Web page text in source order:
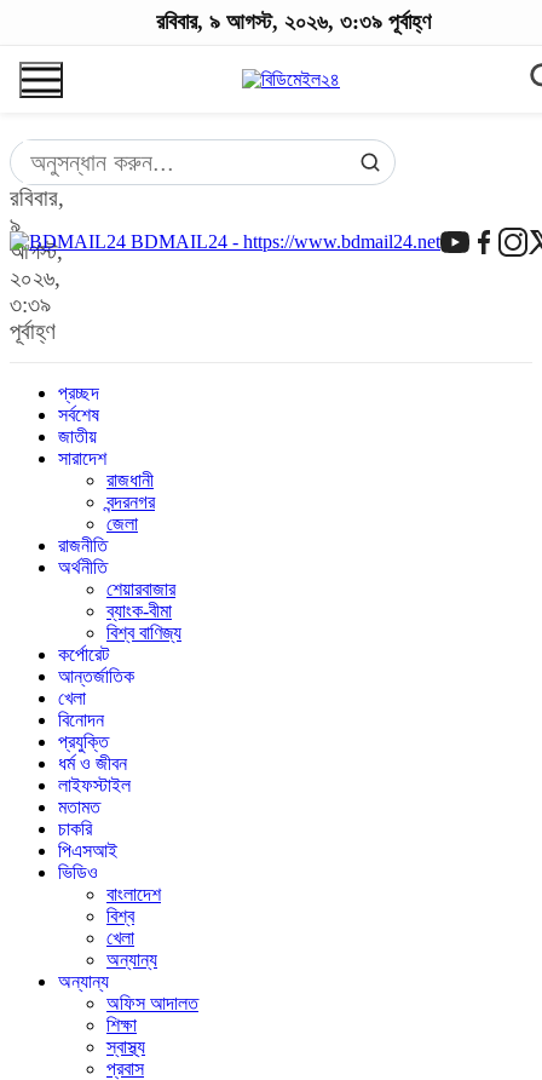
রবিবার,
৯
আগস্ট,
২০২৬,
৩:৩৯
পূর্বাহ্ণ
BDMAIL24 - https://www.bdmail24.net
প্রচ্ছদ
সর্বশেষ
জাতীয়
সারাদেশ
রাজধানী
বন্দরনগর
জেলা
রাজনীতি
অর্থনীতি
শেয়ারবাজার
ব্যাংক-বীমা
বিশ্ব বাণিজ্য
কর্পোরেট
আন্তর্জাতিক
খেলা
বিনোদন
প্রযুক্তি
ধর্ম ও জীবন
লাইফস্টাইল
মতামত
চাকরি
পিএসআই
ভিডিও
বাংলাদেশ
বিশ্ব
খেলা
অন্যান্য
অন্যান্য
অফিস আদালত
শিক্ষা
স্বাস্থ্য
প্রবাস
রবিবার, ৯ আগস্ট, ২০২৬, ৩:৩৯ পূর্বাহ্ণ